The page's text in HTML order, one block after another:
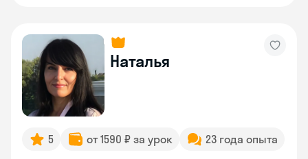
Наталья
5 от 1590 ₽ за урок 23 года опыта